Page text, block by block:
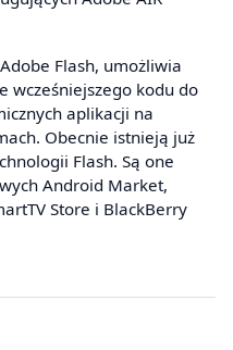
Flash, umożliwia
wcześniejszego kodu do
aplikacji na
Obecnie istnieją już
Flash. Są one
Android Market,
Store i BlackBerry